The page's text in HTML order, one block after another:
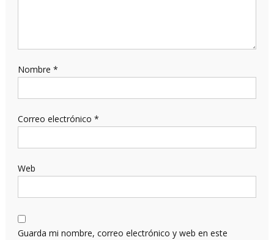
Nombre *
Correo electrónico *
Web
Guarda mi nombre, correo electrónico y web en este